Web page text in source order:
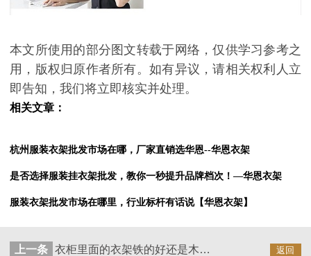
本文所使用的部分图文转载于网络，仅供学习参考之
用，版权归原作者所有。如有异议，请相关权利人立
即告知，我们将立即核实并处理。
相关文章：
杭州服装衣架批发市场在哪，厂家直销选华恩--华恩衣架
是否选择服装挂衣架批发，教你一秒提升品牌档次！—华恩衣架
服装衣架批发市场在哪里，行业标杆有话说【华恩衣架】
返回
上一条 衣柜里面的衣架铁的好还是木头的好？